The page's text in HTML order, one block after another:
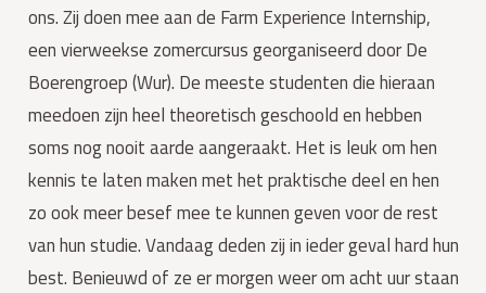
ons. Zij doen mee aan de Farm Experience Internship,
een vierweekse zomercursus georganiseerd door De
Boerengroep (Wur). De meeste studenten die hieraan
meedoen zijn heel theoretisch geschoold en hebben
soms nog nooit aarde aangeraakt. Het is leuk om hen
kennis te laten maken met het praktische deel en hen
zo ook meer besef mee te kunnen geven voor de rest
van hun studie. Vandaag deden zij in ieder geval hard hun
best. Benieuwd of ze er morgen weer om acht uur staan